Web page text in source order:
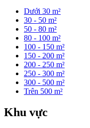
Dưới 30 m²
30 - 50 m²
50 - 80 m²
80 - 100 m²
100 - 150 m²
150 - 200 m²
200 - 250 m²
250 - 300 m²
300 - 500 m²
Trên 500 m²
Khu vực